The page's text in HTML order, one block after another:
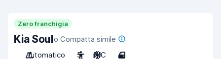
Zero franchigia
Kia Soulo Compatta simile
Automatico
5 A/C 4